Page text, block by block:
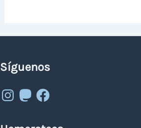
Síguenos
Instagram
MastodonFacebook